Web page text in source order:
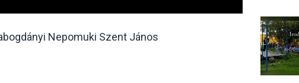
Nepomuki Szent János